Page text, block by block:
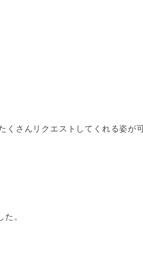
さんリクエストしてくれる姿が
。